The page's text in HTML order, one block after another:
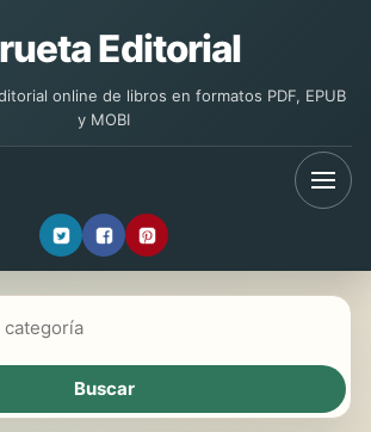
Editorial
online de libros en formatos PDF, EPUB
y MOBI